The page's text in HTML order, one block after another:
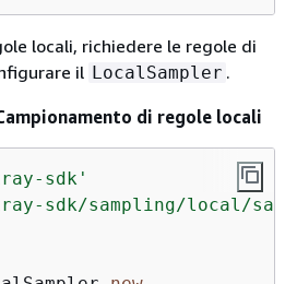
locali, richiedere le regole di
il LocalSampler .
di regole locali
sdk'
sdk/sampling/local/